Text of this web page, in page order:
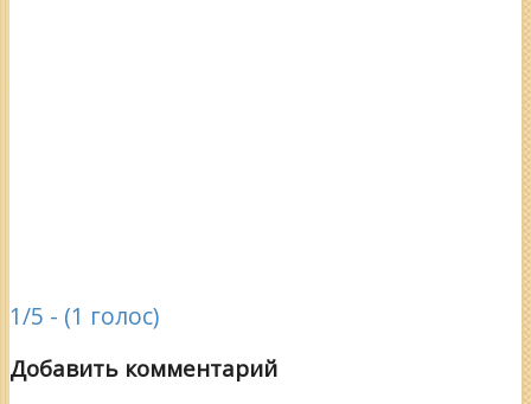
1/5 - (1 голос)
Добавить комментарий